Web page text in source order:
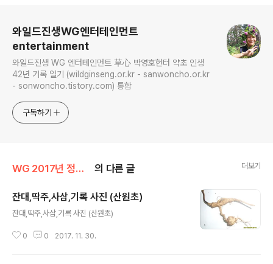
와일드진생WG엔터테인먼트
entertainment
와일드진생 WG 엔터테인먼트 草心 박영호헌터 약초 인생
42년 기록 일기 (wildginseng.or.kr - sanwoncho.or.kr
- sonwoncho.tistory.com) 통합
구독하기
WG 2017년 정유년 기록 의 다른 글 더보기
잔대,딱주,사삼,기록 사진 (산원초)
잔대,딱주,사삼,기록 사진 (산원초)
0 0 2017. 11. 30.